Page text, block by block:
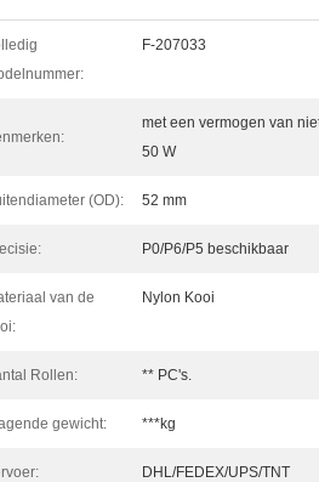
F-207033
met een vermogen van
50 W
(OD): 52 mm
P0/P6/P5 beschikbaar
van de
Nylon Kooi
Rollen: ** PC's.
gewicht: ***kg
DHL/FEDEX/UPS/TNT